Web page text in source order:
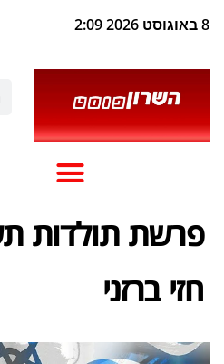
8 באוגוסט 2026 2:09
פרשת תולדות
חזי ברזני